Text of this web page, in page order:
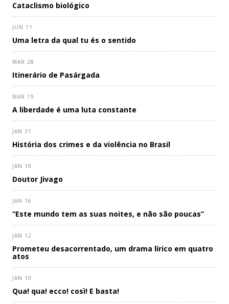
Cataclismo biológico
JUN 11
Uma letra da qual tu és o sentido
MAR 28
Itinerário de Pasárgada
MAR 19
A liberdade é uma luta constante
JAN 31
História dos crimes e da violência no Brasil
JAN 19
Doutor Jivago
JAN 16
“Este mundo tem as suas noites, e não são poucas”
JAN 12
Prometeu desacorrentado, um drama lírico em quatro
atos
JAN 10
Qua! qua! ecco! così! E basta!